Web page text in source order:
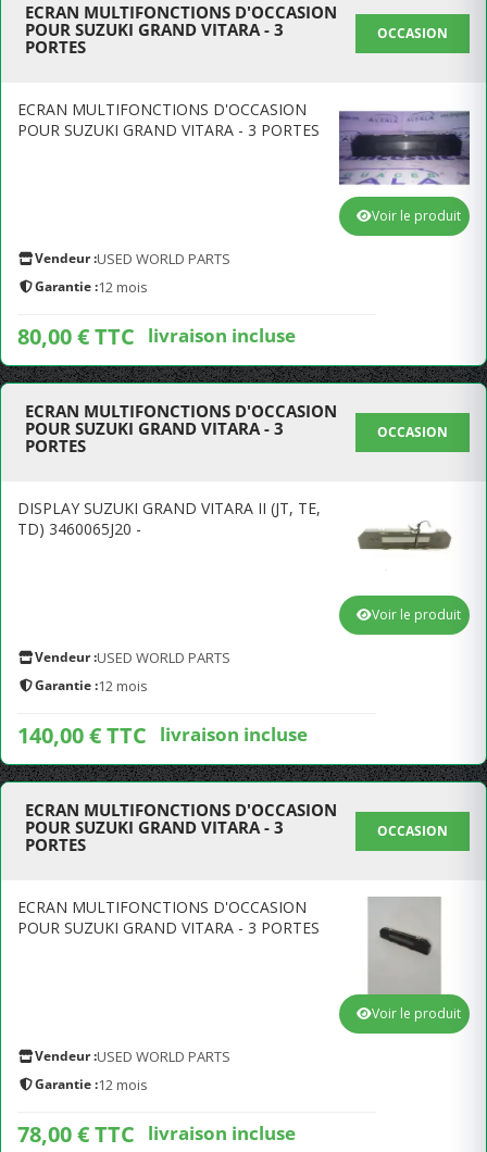
ECRAN MULTIFONCTIONS D'OCCASION
POUR SUZUKI GRAND VITARA - 3
PORTES
OCCASION
ECRAN MULTIFONCTIONS D'OCCASION
POUR SUZUKI GRAND VITARA - 3 PORTES
Vendeur :USED WORLD PARTS
Garantie :12 mois
80,00 € TTC livraison incluse
Voir le produit
ECRAN MULTIFONCTIONS D'OCCASION
POUR SUZUKI GRAND VITARA - 3
PORTES
OCCASION
DISPLAY SUZUKI GRAND VITARA II (JT, TE,
TD) 3460065J20 -
Vendeur :USED WORLD PARTS
Garantie :12 mois
140,00 € TTC livraison incluse
Voir le produit
ECRAN MULTIFONCTIONS D'OCCASION
POUR SUZUKI GRAND VITARA - 3
PORTES
OCCASION
ECRAN MULTIFONCTIONS D'OCCASION
POUR SUZUKI GRAND VITARA - 3 PORTES
Vendeur :USED WORLD PARTS
Garantie :12 mois
78,00 € TTC livraison incluse
Voir le produit